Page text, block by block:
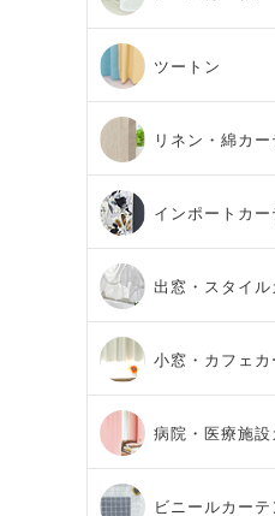
ツートン
リネン・綿カー
インポートカー
出窓・スタイル
小窓・カフェカ
病院・医療施設
ビニールカーテ